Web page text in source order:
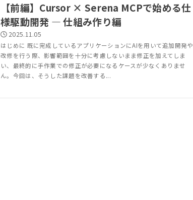
【前編】Cursor × Serena MCPで始める仕
様駆動開発 ― 仕組み作り編
2025.11.05
はじめに 既に完成しているアプリケーションにAIを用いて追加開発や
改修を行う際、影響範囲を十分に考慮しないまま修正を加えてしま
い、最終的に手作業での修正が必要になるケースが少なくありませ
ん。今回は、そうした課題を改善する...